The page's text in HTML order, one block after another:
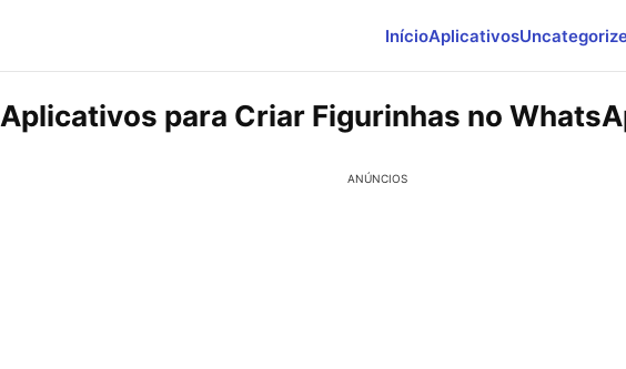
InícioAplicativos
Aplicativos para Criar Figurinhas no
ANÚNCIOS